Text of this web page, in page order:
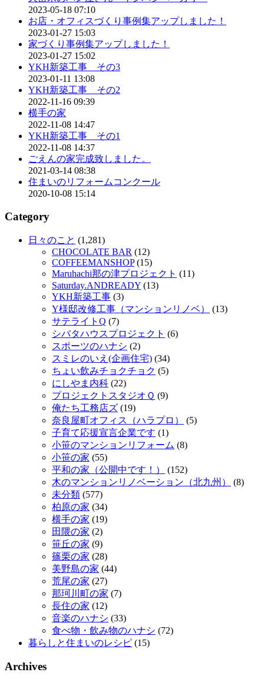
2023-05-18 07:10
お店・オフィスづくり事例集アップしました！
2023-01-27 15:03
家づくり事例集アップしました！
2023-01-27 15:02
YKH新築工事 その3
2023-01-11 13:08
YKH新築工事 その2
2022-11-16 09:39
横手の家
2022-11-08 14:47
YKH新築工事 その1
2022-11-08 14:37
ごえんの家完成致しました。
2021-03-14 08:38
住まいのリフォームコンクール
2020-10-08 15:14
Category
日々のこと (1,281)
CHOCOLATE BAR (12)
COFFEEMANSHOP(15)
Maruhachi那の津プロジェクト (11)
Saturday.ANDREADY (13)
YKH新築工事 (3)
Y様邸改修工事（マンションリノベ）
(13)
サテライトQ (7)
シバタハウスプロジェクト (6)
スポーツのハナシ (2)
スミレのいえ(企画住宅) (34)
ちょい飲みチョクチョク (5)
にしやま内科 (22)
プロジェクトスタジオＱ (9)
俺たち工務店ズ (19)
奈良屋町オフィス（ハラプロ）
(5)
子育て応援宣言企業です (1)
小笹のマンションリフォーム (8)
小笹の家 (55)
平和の家（公開中です！）
(152)
木のマンションリノベーション（北九州）
(8)
未分類 (577)
柏原の家 (34)
横手の家 (19)
田隈の家 (2)
笹丘の家 (9)
篠栗の家 (28)
美野島の家 (44)
荒尾の家 (27)
那珂川町の家 (7)
長住の家 (12)
音楽のハナシ (33)
食べ物・飲み物のハナシ (72)
暮らしと住まいのレシピ (15)
Archives